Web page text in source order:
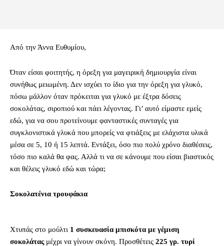
Από την Άννα Ευθυμίου,
Όταν είσαι φοιτητής, η όρεξη για μαγειρική δημιουργία είναι
συνήθως μειωμένη. Δεν ισχύει το ίδιο για την όρεξη για γλυκό,
πόσω μάλλον όταν πρόκειται για γλυκό με έξτρα δόσεις
σοκολάτας, σιροπιού και πάει λέγοντας. Γι’ αυτό είμαστε εμείς
εδώ, για να σου προτείνουμε φανταστικές συνταγές για
συγκλονιστικά γλυκά που μπορείς να φτιάξεις με ελάχιστα υλικά
μέσα σε 5, 10 ή 15 λεπτά. Εντάξει, όσο πιο πολύ χρόνο διαθέσεις,
τόσο πιο καλά θα φας. Αλλά τι να σε κάνουμε που είσαι βιαστικός
και θέλεις γλυκό εδώ και τώρα;
Σοκολατένια τρουφάκια
Χτυπάς στο μούλτι 1 συσκευασία μπισκότα με γέμιση
σοκολάτας μέχρι να γίνουν σκόνη. Προσθέτεις 225 γρ. τυρί